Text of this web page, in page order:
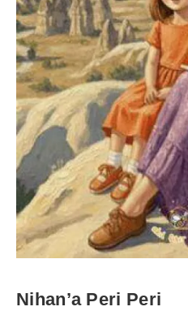
Nihan’a Peri Peri